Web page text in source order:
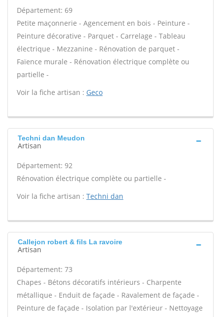
Département: 69
Petite maçonnerie - Agencement en bois - Peinture -
Peinture décorative - Parquet - Carrelage - Tableau
électrique - Mezzanine - Rénovation de parquet -
Faïence murale - Rénovation électrique complète ou
partielle -
Voir la fiche artisan : Geco
Techni dan Meudon
Artisan
Département: 92
Rénovation électrique complète ou partielle -
Voir la fiche artisan : Techni dan
Callejon robert & fils La ravoire
Artisan
Département: 73
Chapes - Bétons décoratifs intérieurs - Charpente
métallique - Enduit de façade - Ravalement de façade -
Peinture de façade - Isolation par l'extérieur - Nettoyage